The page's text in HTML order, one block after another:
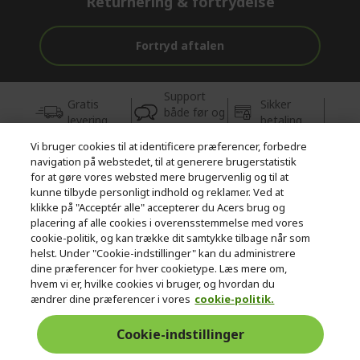
Fortryd aftalen
Gratis
levering
Support
både før og
efter købet
Sikker
betaling
© 2026 Acer Inc.
CPYou BV er autoriseret forhandler og sælger af de produkter og
tjenester, der tilbydes i denne butik.
Danmark
Vi bruger cookies til at identificere præferencer, forbedre
navigation på webstedet, til at generere brugerstatistik
for at gøre vores websted mere brugervenlig og til at
kunne tilbyde personligt indhold og reklamer. Ved at
klikke på "Acceptér alle" accepterer du Acers brug og
placering af alle cookies i overensstemmelse med vores
cookie-politik, og kan trække dit samtykke tilbage når som
helst. Under "Cookie-indstillinger" kan du administrere
dine præferencer for hver cookietype. Læs mere om,
hvem vi er, hvilke cookies vi bruger, og hvordan du
ændrer dine præferencer i vores cookie-politik.
Cookie-indstillinger